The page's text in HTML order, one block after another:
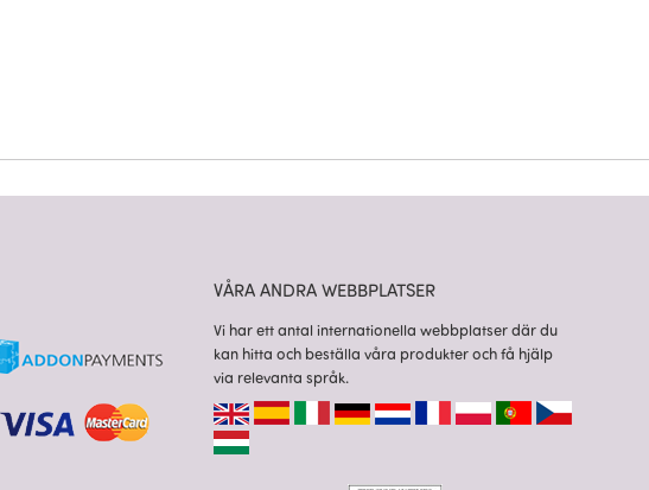
VÅRA ANDRA WEBBPLATSER
Vi har ett antal internationella webbplatser där du
kan hitta och beställa våra produkter och få hjälp
via relevanta språk.